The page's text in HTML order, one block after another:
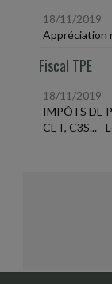
18/11/2019
Appréciation
Fiscal TPE
18/11/2019
IMPÔTS DE
CET, C3S... -